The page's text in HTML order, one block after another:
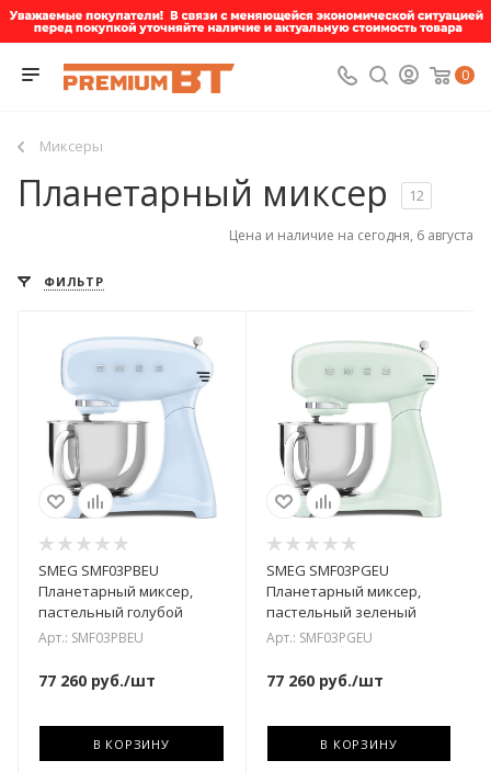
0
Миксеры
Планетарный миксер 12
Цена и наличие на сегодня, 6 августа
ФИЛЬТР
SMEG SMF03PBEU
Планетарный миксер,
пастельный голубой
Арт.: SMF03PBEU
77 260 руб./шт
В КОРЗИНУ
SMEG SMF03PGEU
Планетарный миксер,
пастельный зеленый
Арт.: SMF03PGEU
77 260руб./шт
В КОРЗИНУ